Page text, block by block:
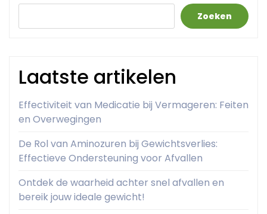
Zoeken
Laatste artikelen
Effectiviteit van Medicatie bij Vermageren: Feiten
en Overwegingen
De Rol van Aminozuren bij Gewichtsverlies:
Effectieve Ondersteuning voor Afvallen
Ontdek de waarheid achter snel afvallen en
bereik jouw ideale gewicht!